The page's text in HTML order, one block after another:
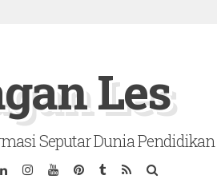
Les
Seputar Dunia Pendidikan